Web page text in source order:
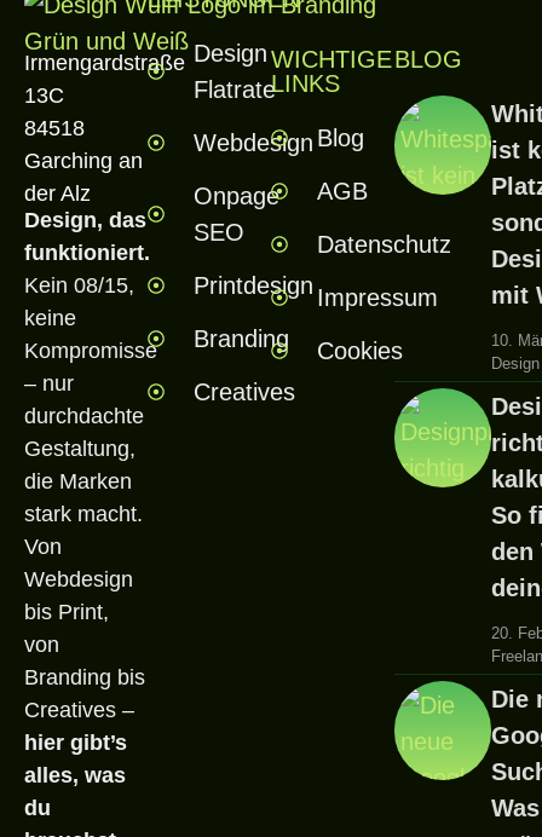
Irmengardstraße
13C
84518
Garching an
der Alz
Design, das
funktioniert.
Kein 08/15,
keine
Kompromisse
– nur
durchdachte
Gestaltung,
die Marken
stark macht.
Von
Webdesign
bis Print,
von
Branding bis
Creatives –
hier gibt’s
alles, was
du
Design
Flatrate
Webdesign
Onpage
SEO
Printdesign
Branding
Creatives
WICHTIGE
LINKS
Blog
AGB
Datenschutz
Impressum
Cookies
BLOG
ist
mit
10.
So
den
20.
Die